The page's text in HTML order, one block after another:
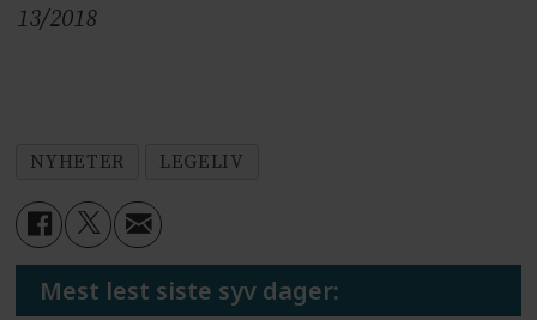
13/2018
NYHETER LEGELIV
Mest lest siste syv dager: